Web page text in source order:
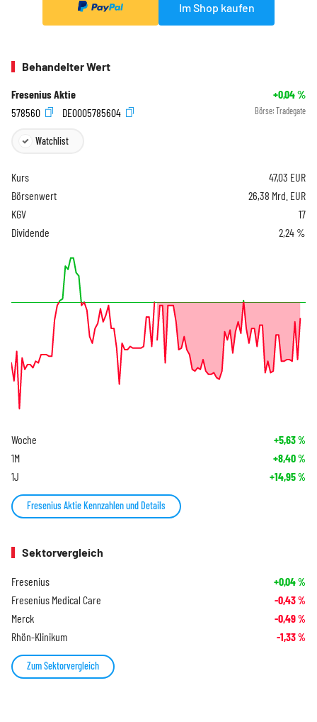
Im Shop kaufen
Behandelter Wert
Fresenius Aktie +0,04%
578560
DE0005785604 Börse: Tradegate
Watchlist
Kurs 47,03 EUR
Börsenwert
26,38 Mrd. EUR
KGV
17
Dividende
2,24 %
Woche +5,63%
1M +8,40%
1J +14,95%
Fresenius Aktie Kennzahlen und Details
Sektorvergleich
Fresenius +0,04%
Fresenius Medical Care -0,43%
Merck -0,49%
Rhön-Klinikum -1,33%
Zum Sektorvergleich